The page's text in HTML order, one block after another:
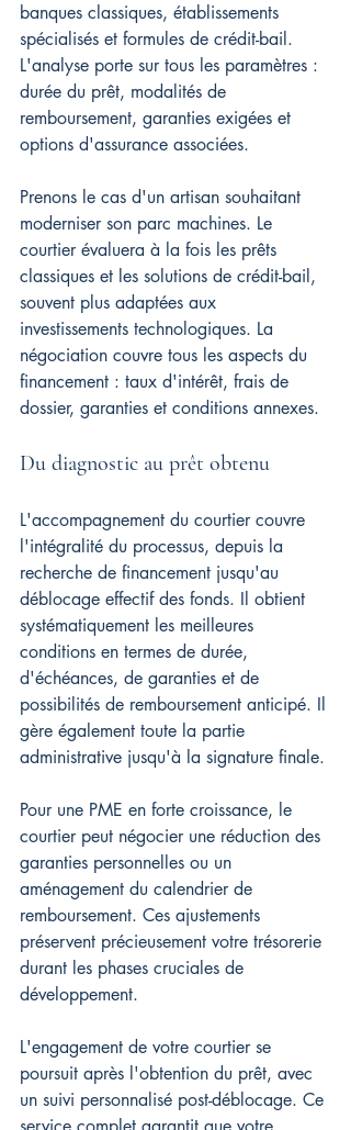
banques classiques, établissements
spécialisés et formules de crédit-bail.
L'analyse porte sur tous les paramètres :
durée du prêt, modalités de
remboursement, garanties exigées et
options d'assurance associées.
Prenons le cas d'un artisan souhaitant
moderniser son parc machines. Le
courtier évaluera à la fois les prêts
classiques et les solutions de crédit-bail,
souvent plus adaptées aux
investissements technologiques. La
négociation couvre tous les aspects du
financement : taux d'intérêt, frais de
dossier, garanties et conditions annexes.
Du diagnostic au prêt obtenu
L'accompagnement du courtier couvre
l'intégralité du processus, depuis la
recherche de financement jusqu'au
déblocage effectif des fonds. Il obtient
systématiquement les meilleures
conditions en termes de durée,
d'échéances, de garanties et de
possibilités de remboursement anticipé. Il
gère également toute la partie
administrative jusqu'à la signature finale.
Pour une PME en forte croissance, le
courtier peut négocier une réduction des
garanties personnelles ou un
aménagement du calendrier de
remboursement. Ces ajustements
préservent précieusement votre trésorerie
durant les phases cruciales de
développement.
L'engagement de votre courtier se
poursuit après l'obtention du prêt, avec
un suivi personnalisé post-déblocage. Ce